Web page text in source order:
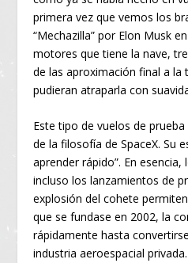
primera vez que vemos los
“Mechazilla” por Elon Musk
motores que tiene la nave,
de las aproximación final a la
pudieran atraparla con
Este tipo de vuelos de
de la filosofía de SpaceX. Su
aprender rápido”. En
incluso los lanzamientos de
explosión del cohete
que se fundase en 2002, la
rápidamente hasta
industria aeroespacial